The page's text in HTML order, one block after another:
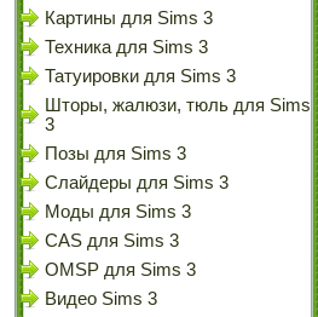
Картины для Sims 3
Техника для Sims 3
Татуировки для Sims 3
Шторы, жалюзи, тюль для Sims
3
Позы для Sims 3
Слайдеры для Sims 3
Моды для Sims 3
CAS для Sims 3
OMSP для Sims 3
Видео Sims 3